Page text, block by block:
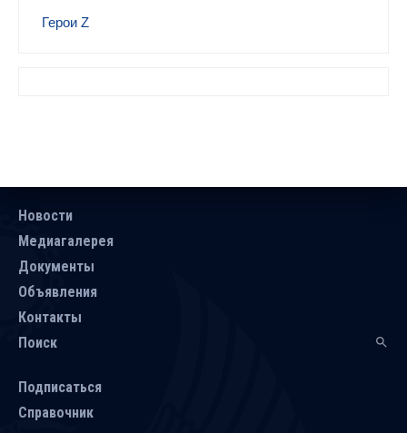
Герои Z
Новости
Медиагалерея
Документы
Объявления
Контакты
Поиск
Подписаться
Справочник